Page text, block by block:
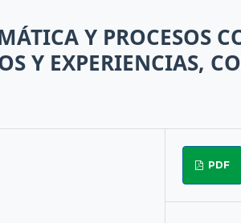
Y PROCESOS
Y EXPERIENCIAS,
PDF